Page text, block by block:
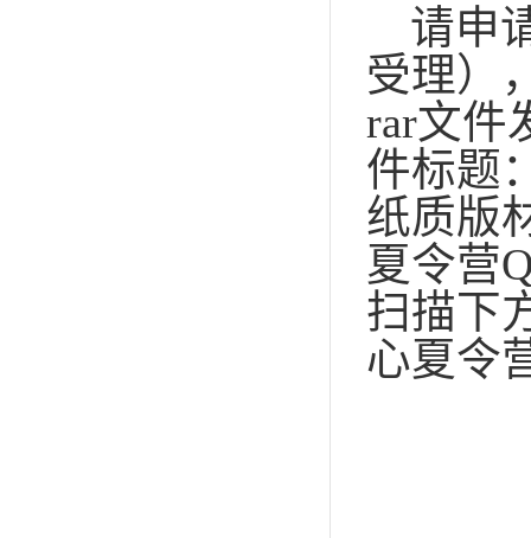
请申
受理）
rar文件
件标题
纸质版
夏令营
扫描下
心夏令